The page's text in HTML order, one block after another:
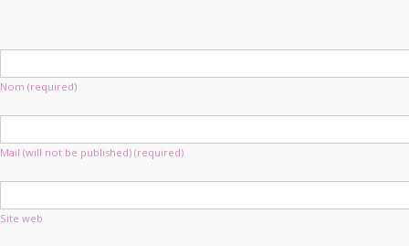
Nom (required)
Mail (will not be published) (required)
Site web